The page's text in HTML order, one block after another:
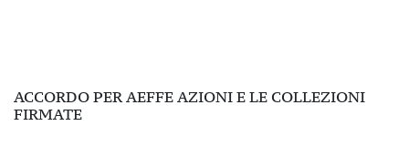
ACCORDO PER AEFFE AZIONI E LE COLLEZIONI
FIRMATE